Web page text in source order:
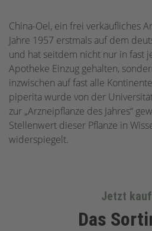
China-Oel, ein frei verkäufliches
Jahre 1957 erstmals auf dem
und hat seitdem nicht nur in fast
Apotheke Einzug gehalten,
inzwischen auf fast alle
piperita wurde von der
zur „Arzneipflanze des Jahres“
Stellenwert dieser Pflanze in
widerspiegelt.
Jetzt
Das